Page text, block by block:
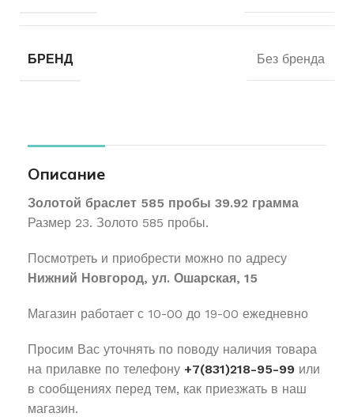
БРЕНД Без бренда
Описание
Золотой браслет 585 пробы 39.92 грамма
Размер 23. Золото 585 пробы.
Посмотреть и приобрести можно по адресу
Нижний Новгород, ул. Ошарская, 15
Магазин работает с 10-00 до 19-00 ежедневно
Просим Вас уточнять по поводу наличия товара
на прилавке по телефону +7(831)218-95-99 или
в сообщениях перед тем, как приезжать в наш
магазин.